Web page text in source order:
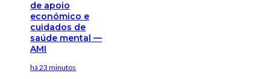
de apoio
económico e
cuidados de
saúde mental —
AMI
há 23 minutos